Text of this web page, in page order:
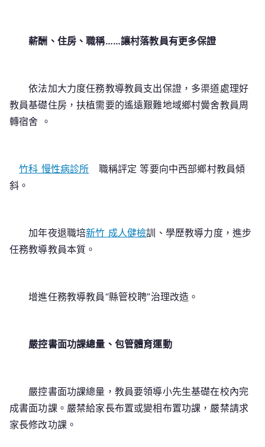
薪酬、住房、職稱……讓村落教員有更多保證
依法加大力度任務教導教員支出保證，多渠道處理好
教員基礎住房，扶植需要的遙遠艱難地域鄉村黌舍教員周
轉宿舍 。
竹科 慢性病診所 職稱評定 等要向中西部鄉村教員傾
斜。
加年夜退職培新竹 成人健檢訓、學歷教導力度，進步
任務教導教員本質。
增進任務教導教員“縣管校聘”治理改造。
嚴控書面功課總量、包管體育運動
嚴控書面功課總量，教員要領導小先生基礎在校內完
成書面功課。嚴禁給家長布置或變相布置功課，嚴禁請求
家長修改功課。